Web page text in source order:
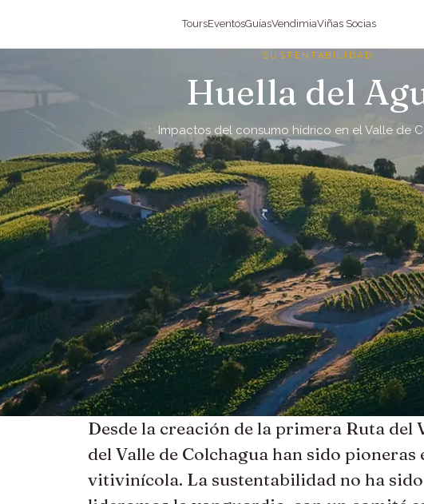
ToursEventosGuíasVendimiaViñas Socias
SUSTENTABILIDAD
Huella del
Impactos del consumo hídrico en el Valle de
Desde la creación de la primera Ruta del
del Valle de Colchagua han sido
vitivinícola. La sustentabilidad no ha